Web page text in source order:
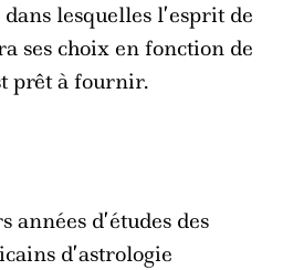
lesquelles l’esprit de
ses choix en fonction de
prêt à fournir.
années d’études des
d’astrologie